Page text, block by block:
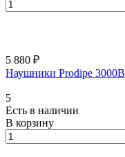
5 880 ₽
Наушники Prodipe 3000B
5
Есть в наличии
В корзину